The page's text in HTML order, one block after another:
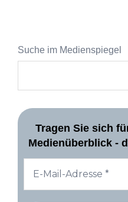
Suche im Medienspiegel
Tragen Sie sich
Medienüberblick -